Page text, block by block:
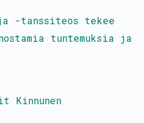
-tanssiteos tekee
tuntemuksia ja
Kinnunen